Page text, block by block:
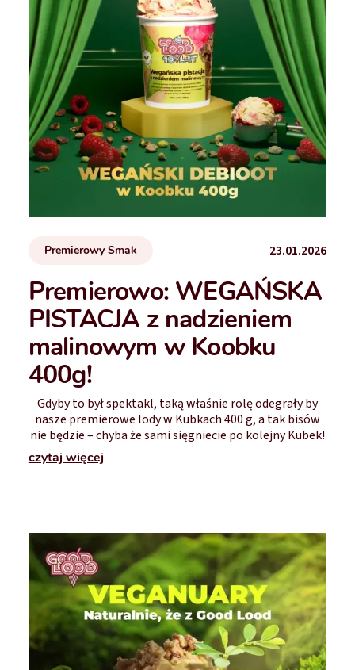
Premierowy Smak 23.01.2026
Premierowo: WEGAŃSKA
PISTACJA z nadzieniem
malinowym w Koobku
400g!
Gdyby to był spektakl, taką właśnie rolę odegrały by
nasze premierowe lody w Kubkach 400 g, a tak bisów
nie będzie – chyba że sami sięgniecie po kolejny Kubek!
czytaj więcej